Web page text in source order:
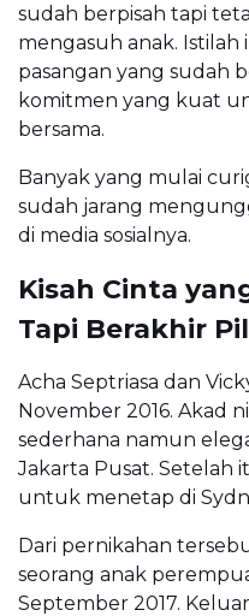
sudah berpisah tapi
mengasuh anak. Istilah
pasangan yang sudah
komitmen yang kuat
bersama.
Banyak yang mulai
sudah jarang
di media sosialnya.
Kisah Cinta
Tapi Berakhir
Acha Septriasa dan
November 2016. Akad
sederhana namun
Jakarta Pusat. Setelah
untuk menetap di
Dari pernikahan
seorang anak
September 2017.